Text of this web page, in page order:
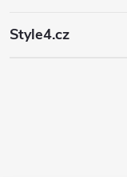
Style4.cz